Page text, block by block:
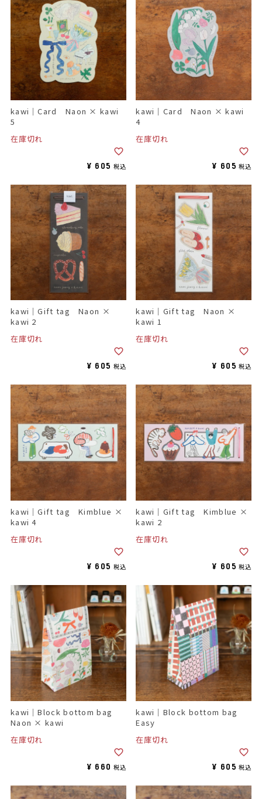
kawi｜Card Naon × kawi
5
在庫切れ
¥ 605 税込
kawi｜Card Naon × kawi
4
在庫切れ
¥ 605 税込
kawi｜Gift tag Naon ×
kawi 2
在庫切れ
¥ 605 税込
kawi｜Gift tag Naon ×
kawi 1
在庫切れ
¥ 605 税込
kawi｜Gift tag Kimblue ×
kawi 4
在庫切れ
¥ 605 税込
kawi｜Gift tag Kimblue ×
kawi 2
在庫切れ
¥ 605 税込
kawi｜Block bottom bag
Naon × kawi
在庫切れ
¥ 660 税込
kawi｜Block bottom bag
Easy
在庫切れ
¥ 605 税込